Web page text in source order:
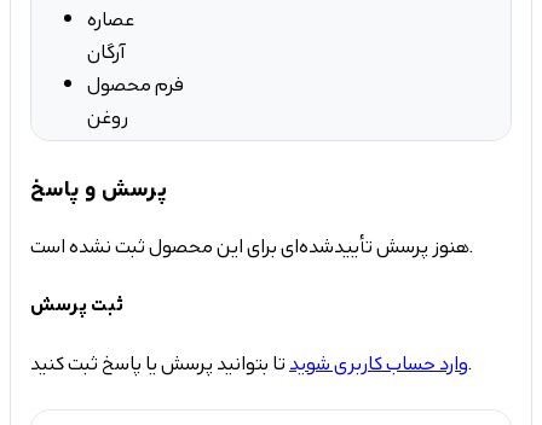
عصاره
آرگان
فرم محصول
روغن
پرسش و پاسخ
هنوز پرسش تأییدشده‌ای برای این محصول ثبت نشده است.
ثبت پرسش
وارد حساب کاربری شویدتا بتوانید پرسش یا پاسخ ثبت کنید.